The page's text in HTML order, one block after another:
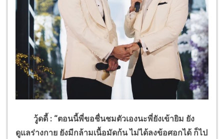
วู้ดดี้ : “ตอนนี้พี่ขอชื่นชมตัวเองนะพี่ยังเข้ายิม ยัง
ดูแลร่างกาย ยังมีกล้ามเนื้อมัดก้น ไม่ได้ลงข้อศอกได้ ก็ไป